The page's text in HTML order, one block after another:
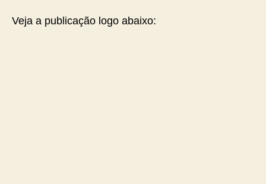
Veja a publicação logo abaixo: